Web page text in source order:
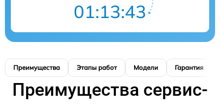
01:13:42
Преимущества Этапы работ Модели Гарантия
Преимущества сервис-